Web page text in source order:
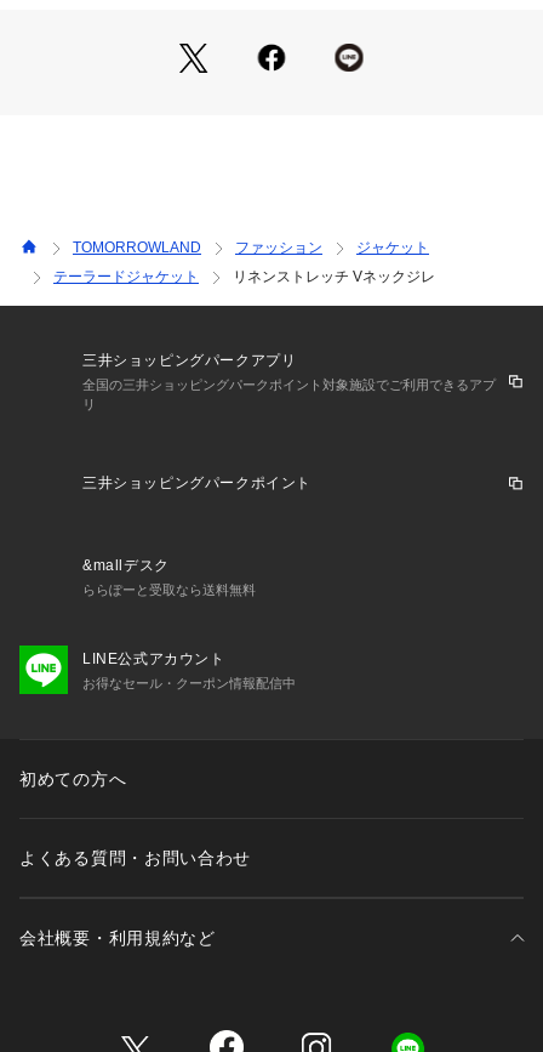
ご使用の際はお取扱い上の注意をよくご確認ください。
店舗にお問い合わせの際は、下記の商品番号をお申し付けくだ
商品番号:34-07-51-07023
TOMORROWLAND ファッション
ジャケット
テーラードジャケット
リネンストレッチ Vネックジレ
三井ショッピングパークアプリ
全国の三井ショッピングパークポイント対象施設でご利用できるアプ
リ
三井ショッピングパークポイント
&mallデスク
ららぽーと受取なら送料無料
LINE公式アカウント
お得なセール・クーポン情報配信中
初めての方へ
よくある質問・お問い合わせ
会社概要・利用規約など